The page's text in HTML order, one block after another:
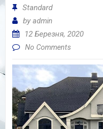
Standard
by admin
12 Березня, 2020
No Comments